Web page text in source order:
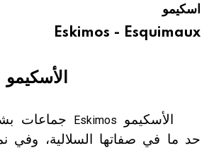
اسكيمو
Eskimos - Esquimaux
الأسكيمو
الأسكيمو Eskimos
جماعات
حد ما في صفاتها السلالية، وفي